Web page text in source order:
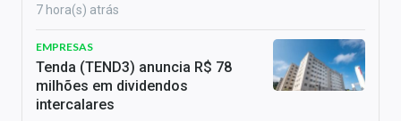
7 hora(s) atrás
EMPRESAS
Tenda (TEND3) anuncia R$ 78
milhões em dividendos
intercalares